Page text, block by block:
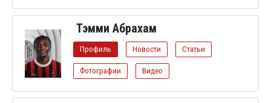
Тэмми Абрахам
Профиль Новости Статьи
Фотографии Видео